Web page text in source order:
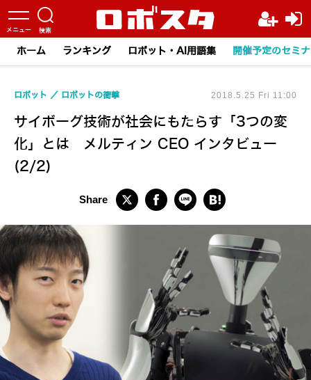
ホーム ランキング ロボット・AI用語集 開催予定のセミ
サイボーグ技術が社会にもたらす「3つの変
化」とは メルティン CEO インタビュー
(2/2)
ロボット ロボットの衝撃 2018.5.25 Fri 11:00